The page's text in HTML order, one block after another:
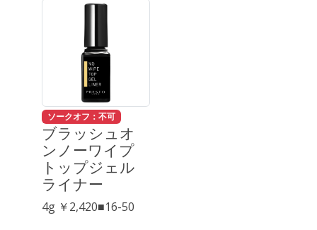
ソークオフ：不可
ブラッシュオ
ンノーワイプ
トップジェル
ライナー
4g ￥2,420■16-50